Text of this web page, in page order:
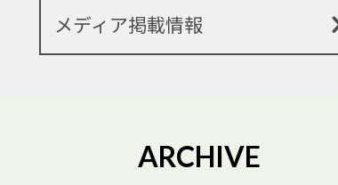
メディア掲載情報
ARCHIVE